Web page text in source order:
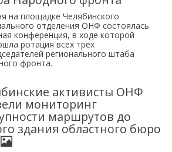
на площадке Челябинского
отделения ОНФ состоялась
конференция, в ходе которой
ротация всех трех
регионального штаба
фронта.
активисты ОНФ
мониторинг
маршрутов до
здания областного бюро